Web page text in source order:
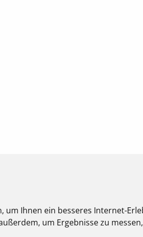
Ihnen ein besseres Internet-
um Ergebnisse zu
geschützt und dürfen nicht